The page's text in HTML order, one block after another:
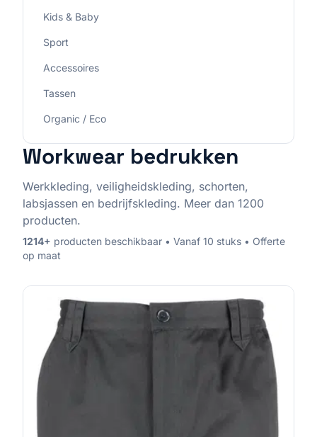
Kids & Baby
Sport
Accessoires
Tassen
Organic / Eco
Workwear bedrukken
Werkkleding, veiligheidskleding, schorten,
labsjassen en bedrijfskleding. Meer dan 1200
producten.
1214+ producten beschikbaar • Vanaf 10 stuks • Offerte
op maat